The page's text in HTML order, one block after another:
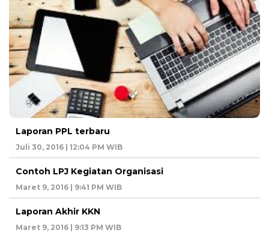
Laporan PPL terbaru
Juli 30, 2016 | 12:04 PM WIB
Contoh LPJ Kegiatan Organisasi
Maret 9, 2016 | 9:41 PM WIB
Laporan Akhir KKN
Maret 9, 2016 | 9:13 PM WIB